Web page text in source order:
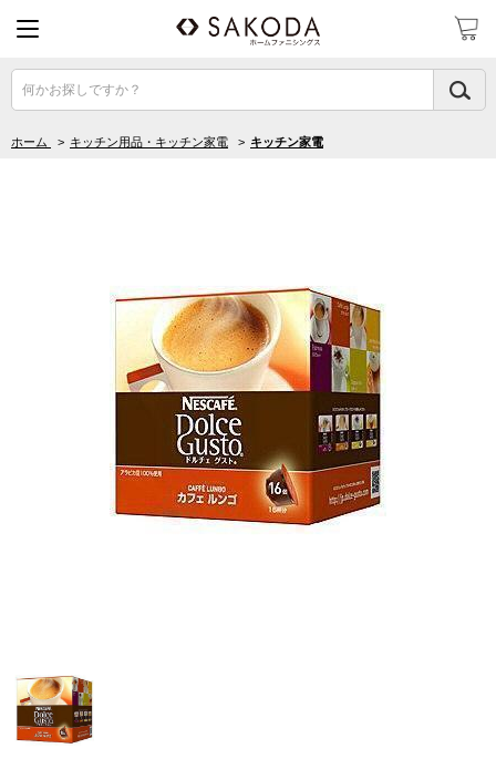
何かお探しですか？
ホーム > キッチン用品・キッチン家電 > キッチン家電